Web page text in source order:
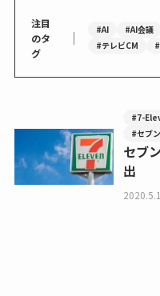
注目
のタ
グ
｜ #AI #AI会議
#テレビCM
#7-
#セブ
セブ
出